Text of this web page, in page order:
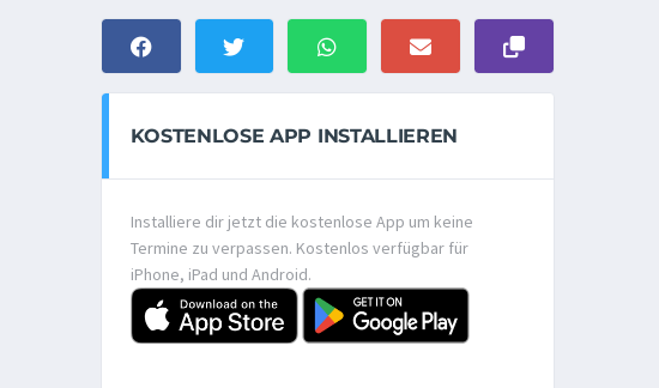
KOSTENLOSE APP INSTALLIEREN
Installiere dir jetzt die kostenlose App um keine
Termine zu verpassen. Kostenlos verfügbar für
iPhone, iPad und Android.